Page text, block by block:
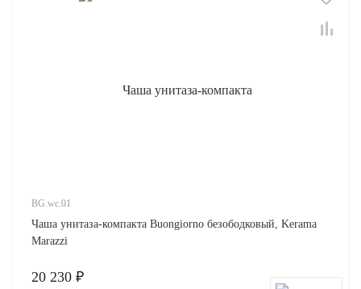
BG.wc.01
Чаша унитаза-компакта Buongiorno безободковый, Kerama
Marazzi
20 230 ₽